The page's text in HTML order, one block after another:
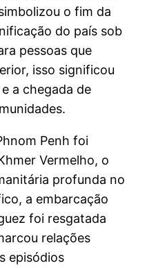
o fim da
do país sob
pessoas que
isso significou
a chegada de
Penh foi
Vermelho, o
profunda no
a embarcação
foi resgatada
relações
episódios